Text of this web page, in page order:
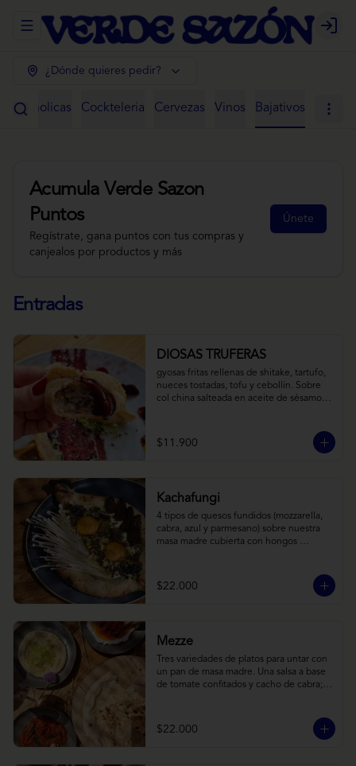
Abrir menu de navegación Login
¿Dónde quieres pedir?
Alcoholicas Cockteleria Cervezas Vinos Bajativos
Acumula Verde Sazon
Puntos
Regístrate, gana puntos con tus compras y
canjealos por productos y más
Únete
Entradas
DIOSAS TRUFERAS
gyosas fritas rellenas de shitake, tartufo,
nueces tostadas, tofu y cebollín. Sobre
col china salteada en aceite de sésamo,
$11.900
Kachafungi
4 tipos de quesos fundidos (mozzarella,
cabra, azul y parmesano) sobre nuestra
masa madre cubierta con hongos
frescas y pequeños toques de
chimichurri.
$22.000
Mezze
Tres variedades de platos para untar con
un pan de masa madre. Una salsa a base
de tomate confitados y cacho de cabra;
cebollas horneadas largamente, con
toques de aceite asiático sobre cama de
$22.000